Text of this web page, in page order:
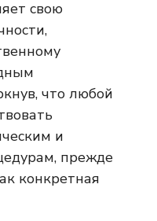
свою
что любой
и
прежде
конкретная